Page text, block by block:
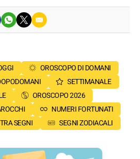
OROSCOPO DI DOMANI
SETTIMANALE
OROSCOPO 2026
NUMERI FORTUNATI
SEGNI
SEGNI ZODIACALI